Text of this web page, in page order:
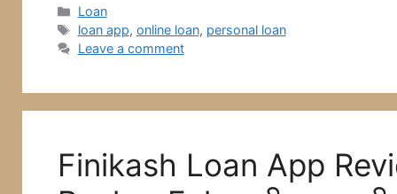
o
o
p
p
n
g
Categories
Loan
Tags
loan app, online loan, personal loan
Leave a comment
Finikash Loan App